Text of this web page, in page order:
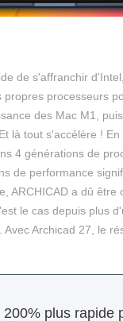
de s'affranchir
propres processeurs
des Mac M1,
là tout s'accélère !
4 générations de
de performance
ARCHICAD a dû être
le cas depuis plus
Avec Archicad 27, le
plus rapide